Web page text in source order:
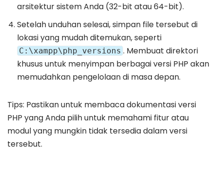
arsitektur sistem Anda (32-bit atau 64-bit).
Setelah unduhan selesai, simpan file tersebut di
lokasi yang mudah ditemukan, seperti
C:\xampp\php_versions . Membuat direktori
khusus untuk menyimpan berbagai versi PHP akan
memudahkan pengelolaan di masa depan.
Tips: Pastikan untuk membaca dokumentasi versi
PHP yang Anda pilih untuk memahami fitur atau
modul yang mungkin tidak tersedia dalam versi
tersebut.